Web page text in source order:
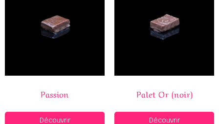
Passion
Découvrir
Palet Or (noir)
Découvrir